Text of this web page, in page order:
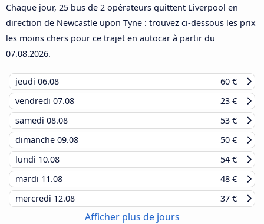
Chaque jour, 25 bus de 2 opérateurs quittent Liverpool en
direction de Newcastle upon Tyne : trouvez ci-dessous les prix
les moins chers pour ce trajet en autocar à partir du
07.08.2026.
jeudi 06.08
60 €
vendredi 07.08
23 €
samedi 08.08
53 €
dimanche 09.08
50 €
lundi 10.08
54 €
mardi 11.08
48 €
mercredi 12.08 37 €
Afficher plus de jours